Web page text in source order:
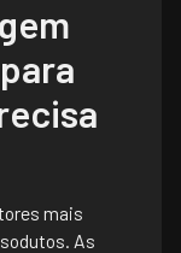
mais
As